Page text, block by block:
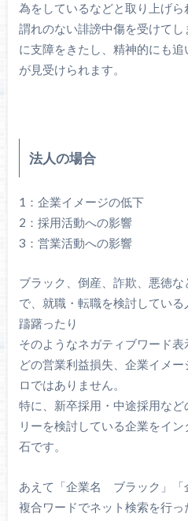
為をしているなどと取り上げら
謂れのない誹謗中傷を受けて
に支障をきたし、精神的にも
が見受けられます。
法人の場合
1：企業イメージの低下
2：採用活動への影響
3：営業活動への影響
ブラック、倒産、詐欺、悪徳
で、就職・転職を検討してい
躊躇ったり
そのようなネガティブワード
どの営業利益損失、企業イメ
ロではありません。
特に、新卒採用・中途採用な
リーを検討している企業をイ
石です。
あえて「企業名 ブラック」
複合ワードでネット検索を行っ